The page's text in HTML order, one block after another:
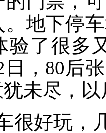
。地下停
验了很多
日，80后
未尽，
好玩，几